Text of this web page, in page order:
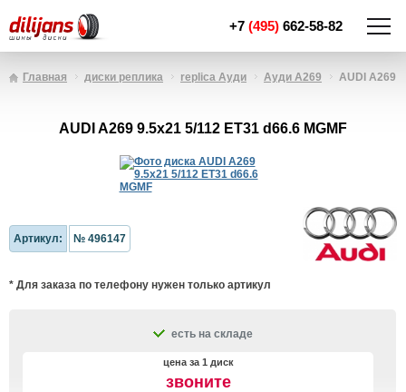
+7 (495) 662-58-82
Главная диски реплика replica Ауди Ауди A269 AUDI A269
AUDI A269 9.5x21 5/112 ET31 d66.6 MGMF
Артикул: № 496147
* Для заказа по телефону нужен только артикул
есть на складе
цена за 1 диск
звоните